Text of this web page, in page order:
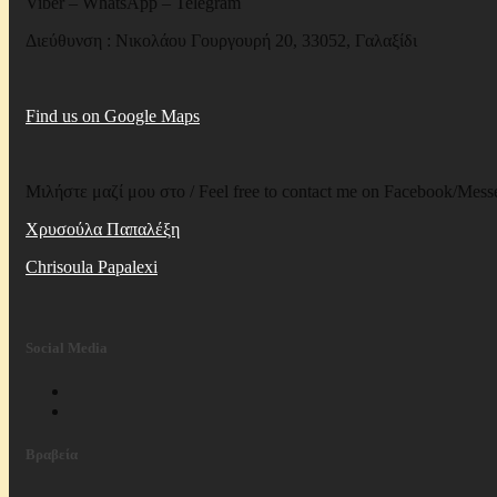
Διεύθυνση : Νικολάου Γουργουρή 20, 33052, Γαλαξίδι
Find us on Google Maps
Μιλήστε μαζί μου στο / Feel free to contact me on Facebook/
Χρυσούλα Παπαλέξη
Chrisoula Papalexi
Social Media
Βραβεία